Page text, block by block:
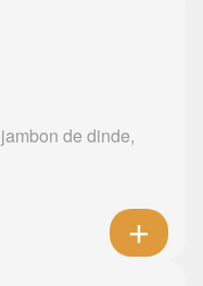
de dinde,